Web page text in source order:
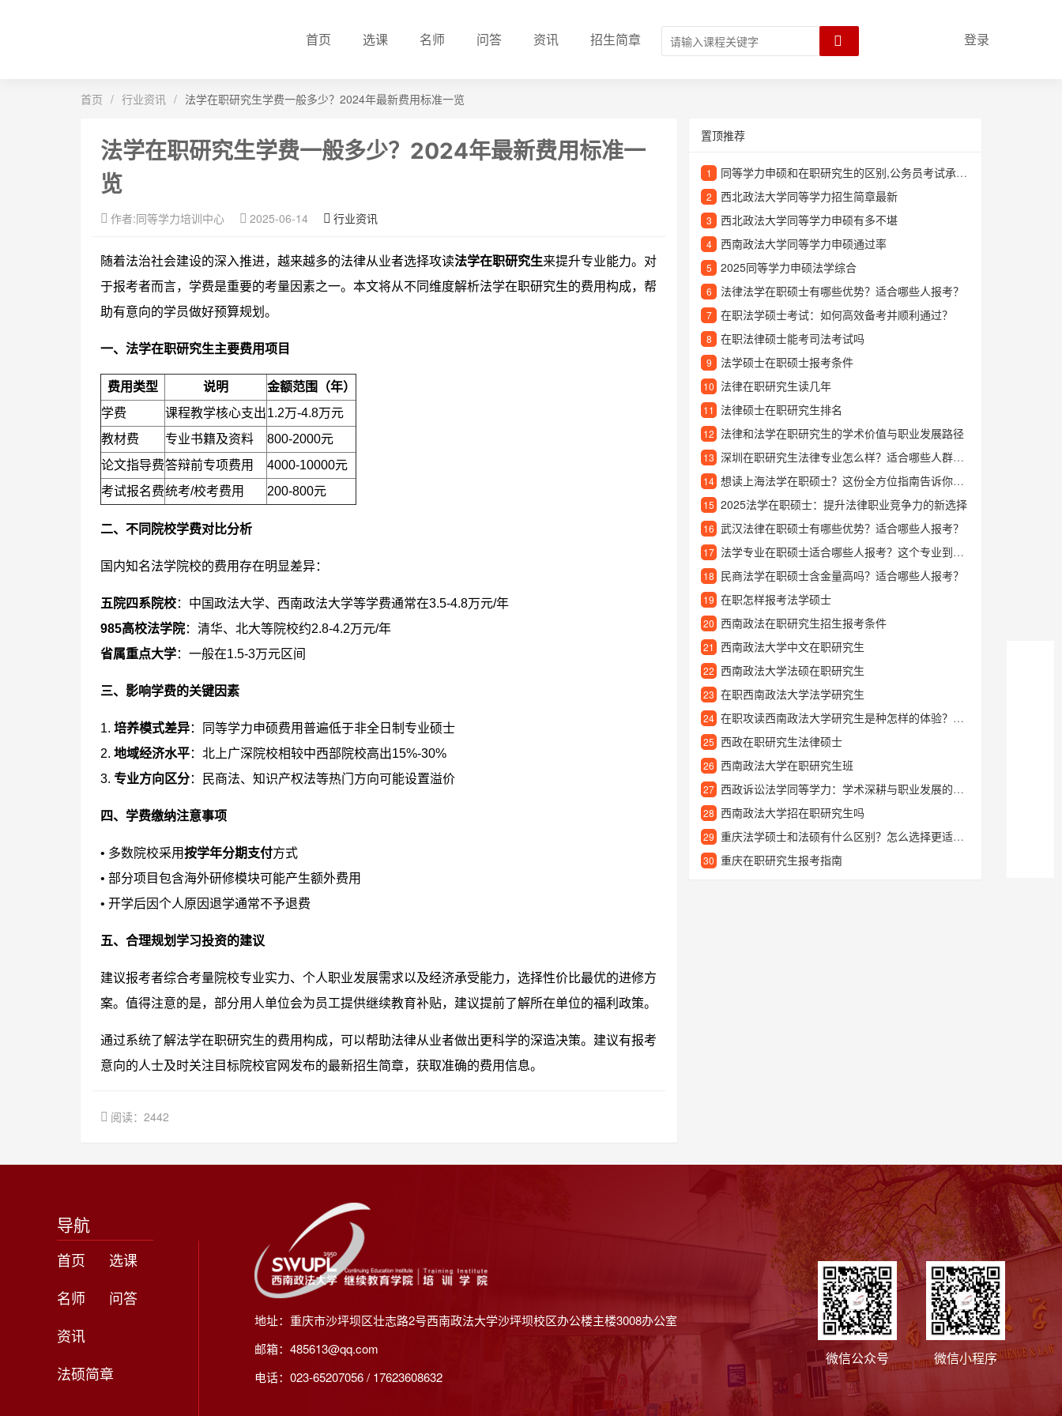
首页 选课 名师 问答 资讯 招生简章 登录
首页 / 行业资讯 / 法学在职研究生学费一般多少？2024年最新费用标准一览
法学在职研究生学费一般多少？2024年最新费用标准一
览
作者:同等学力培训中心 2025-06-14 行业资讯
随着法治社会建设的深入推进，越来越多的法律从业者选择攻读法学在职研究生来提升专业能力。对
于报考者而言，学费是重要的考量因素之一。本文将从不同维度解析法学在职研究生的费用构成，帮
助有意向的学员做好预算规划。
一、法学在职研究生主要费用项目
费用类型 说明
金额范围（年）
学费
课程教学核心支出1.2万-4.8万元
教材费
专业书籍及资料
800-2000元
论文指导费答辩前专项费用
4000-10000元
考试报名费统考/校考费用 200-800元
二、不同院校学费对比分析
国内知名法学院校的费用存在明显差异：
五院四系院校：中国政法大学、西南政法大学等学费通常在3.5-4.8万元/年
985高校法学院：清华、北大等院校约2.8-4.2万元/年
省属重点大学：一般在1.5-3万元区间
三、影响学费的关键因素
1. 培养模式差异：同等学力申硕费用普遍低于非全日制专业硕士
2. 地域经济水平：北上广深院校相较中西部院校高出15%-30%
3. 专业方向区分：民商法、知识产权法等热门方向可能设置溢价
四、学费缴纳注意事项
• 多数院校采用按学年分期支付方式
• 部分项目包含海外研修模块可能产生额外费用
• 开学后因个人原因退学通常不予退费
五、合理规划学习投资的建议
建议报考者综合考量院校专业实力、个人职业发展需求以及经济承受能力，选择性价比最优的进修方
案。值得注意的是，部分用人单位会为员工提供继续教育补贴，建议提前了解所在单位的福利政策。
通过系统了解法学在职研究生的费用构成，可以帮助法律从业者做出更科学的深造决策。建议有报考
意向的人士及时关注目标院校官网发布的最新招生简章，获取准确的费用信息。
阅读：2442
置顶推荐
1 同等学力申硕和在职研究生的区别,公务员考试承认学历吗
2 西北政法大学同等学力招生简章最新
3 西北政法大学同等学力申硕有多不堪
4 西南政法大学同等学力申硕通过率
5 2025同等学力申硕法学综合
6 法律法学在职硕士有哪些优势？适合哪些人报考？
7 在职法学硕士考试：如何高效备考并顺利通过？
8 在职法律硕士能考司法考试吗
9 法学硕士在职硕士报考条件
10 法律在职研究生读几年
11 法律硕士在职研究生排名
12 法律和法学在职研究生的学术价值与职业发展路径
13 深圳在职研究生法律专业怎么样？适合哪些人群报读？
14 想读上海法学在职硕士？这份全方位指南告诉你如何选择
15 2025法学在职硕士：提升法律职业竞争力的新选择
16 武汉法律在职硕士有哪些优势？适合哪些人报考？
17 法学专业在职硕士适合哪些人报考？这个专业到底有哪些吸引力？
18 民商法学在职硕士含金量高吗？适合哪些人报考？
19 在职怎样报考法学硕士
20 西南政法在职研究生招生报考条件
21 西南政法大学中文在职研究生
22 西南政法大学法硕在职研究生
23 在职西南政法大学法学研究生
24 在职攻读西南政法大学研究生是种怎样的体验？过来人分享真实就读感受
25 西政在职研究生法律硕士
26 西南政法大学在职研究生班
27 西政诉讼法学同等学力：学术深耕与职业发展的桥梁
28 西南政法大学招在职研究生吗
29 重庆法学硕士和法硕有什么区别？怎么选择更适合自己？
30 重庆在职研究生报考指南
导航
首页
选课
名师
问答
资讯
法硕简章
地址：重庆市沙坪坝区壮志路2号西南政法大学沙坪坝校区办公楼主楼3008办公室
邮箱：485613@qq.com
电话：023-65207056 / 17623608632
微信公众号 微信小程序